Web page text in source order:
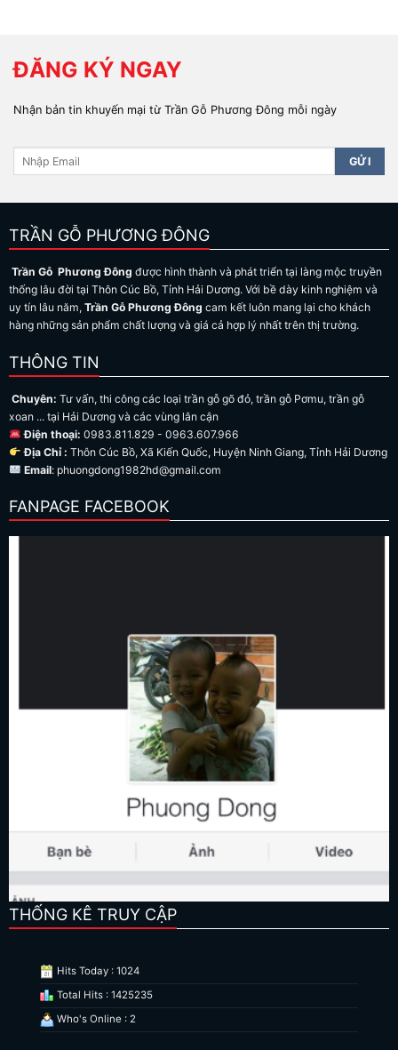
ĐĂNG KÝ NGAY
Nhận bản tin khuyến mại từ Trần Gỗ Phương Đông mỗi ngày
TRẦN GỖ PHƯƠNG ĐÔNG
Trần Gỗ Phương Đông được hình thành và phát triển tại làng mộc truyền
thống lâu đời tại Thôn Cúc Bồ, Tỉnh Hải Dương. Với bề dày kinh nghiệm và
uy tín lâu năm, Trần Gỗ Phương Đông cam kết luôn mang lại cho khách
hàng những sản phẩm chất lượng và giá cả hợp lý nhất trên thị trường.
THÔNG TIN
Chuyên: Tư vấn, thi công các loại trần gỗ gõ đỏ, trần gỗ Pơmu, trần gỗ
xoan ... tại Hải Dương và các vùng lân cận
Điện thoại: 0983.811.829 - 0963.607.966
Địa Chỉ : Thôn Cúc Bồ, Xã Kiến Quốc, Huyện Ninh Giang, Tỉnh Hải Dương
Email: phuongdong1982hd@gmail.com
FANPAGE FACEBOOK
THỐNG KÊ TRUY CẬP
Hits Today : 1024
Total Hits : 1425235
Who's Online : 2